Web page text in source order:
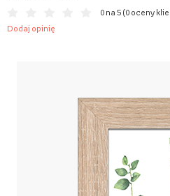
0 na 5 (0 oceny
Dodaj opinię